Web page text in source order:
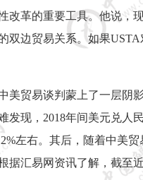
改革的重要工具。他说，
双边贸易关系。如果USTA
美贸易谈判蒙上了一层阴
发现， 2018年间美元兑人
左右。其后，随着中美
据汇易网资讯了解，截至